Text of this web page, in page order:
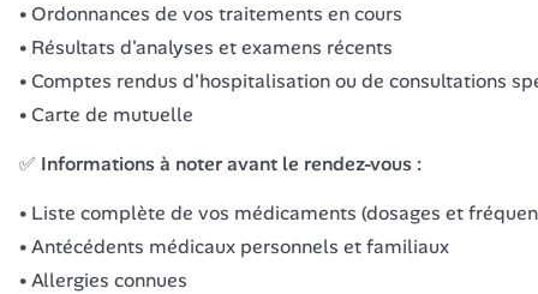
Ordonnances de vos traitements en cours
Résultats d'analyses et examens récents
Comptes rendus d'hospitalisation ou de consultations
Carte de mutuelle
✅ Informations à noter avant le rendez-vous :
Liste complète de vos médicaments (dosages et
Antécédents médicaux personnels et familiaux
Allergies connues